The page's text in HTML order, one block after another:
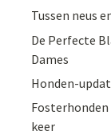
Tussen neus
De Perfecte
Dames
Honden-
keer